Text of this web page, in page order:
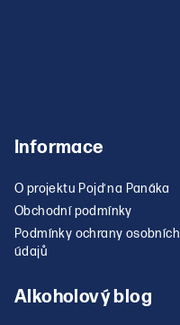
Informace
O projektu Pojď na Panáka
Obchodní podmínky
Podmínky ochrany osobních
údajů
Alkoholový blog